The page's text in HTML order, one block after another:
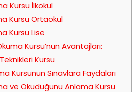
Kursu İlkokul
Kursu Ortaokul
Kursu Lise
Kursu’nun Avantajları:
Kursu
Kursunun Sınavlara Faydaları
ve Okuduğunu Anlama Kursu